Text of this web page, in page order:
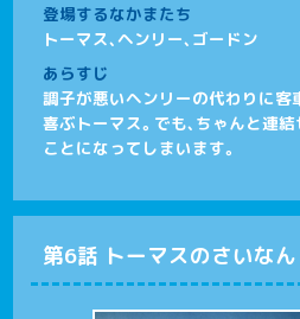
登場するなかまたち
トーマス、ヘンリー、ゴードン
あらすじ
調子が悪いヘンリーの代わりに客
喜ぶトーマス。でも、ちゃんと連
ことになってしまいます。
第6話 トーマスのさいなん